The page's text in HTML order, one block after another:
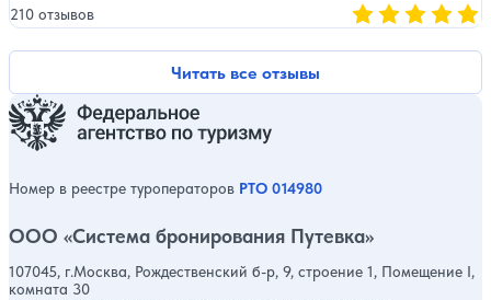
Читать все отзывы
210 отзывов
Номер в реестре туроператоров РТО 014980
ООО «Система бронирования Путевка»
107045, г.Москва, Рождественский б-р, 9, строение 1, Помещение I,
комната 30